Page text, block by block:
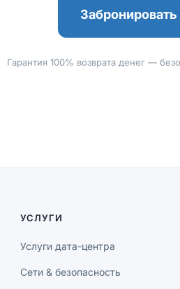
Гарантия 100% возврата денег —
УСЛУГИ
Услуги дата-центра
Сети & безопасность